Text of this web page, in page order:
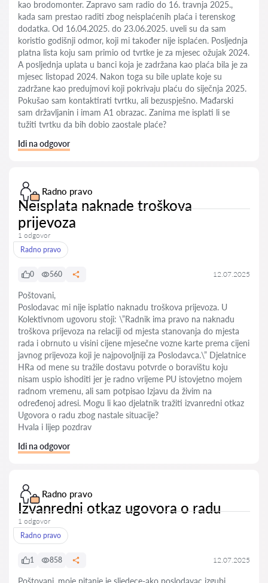
kao brodomonter. Zapravo sam radio do 16. travnja 2025.,
kada sam prestao raditi zbog neisplaćenih plaća i terenskog
dodatka. Od 16.04.2025. do 23.06.2025. uveli su da sam
koristio godišnji odmor, koji mi također nije isplaćen. Posljednja
platna lista koju sam primio od tvrtke je za mjesec ožujak 2024.
A posljednja uplata u banci koja je zadržana kao plaća bila je za
mjesec listopad 2024. Nakon toga su bile uplate koje su
zadržane kao predujmovi koji pokrivaju plaću do siječnja 2025.
Pokušao sam kontaktirati tvrtku, ali bezuspješno. Mađarski
sam državljanin i imam A1 obrazac. Zanima me isplati li se
tužiti tvrtku da bih dobio zaostale plaće?
Idi na odgovor
Radno pravo
Neisplata naknade troškova
prijevoza
1 odgovor
Radno pravo
0 560 12.07.2025
Poštovani,
Poslodavac mi nije isplatio naknadu troškova prijevoza. U
Kolektivnom ugovoru stoji: \”Radnik ima pravo na naknadu
troškova prijevoza na relaciji od mjesta stanovanja do mjesta
rada i obrnuto u visini cijene mjesečne vozne karte prema cijeni
javnog prijevoza koji je najpovoljniji za Poslodavca.\” Djelatnice
HRa od mene su tražile dostavu potvrde o boravištu koju
nisam uspio ishoditi jer je radno vrijeme PU istovjetno mojem
radnom vremenu, ali sam potpisao Izjavu da živim na
određenoj adresi. Mogu li kao djelatnik tražiti izvanredni otkaz
Ugovora o radu zbog nastale situacije?
Hvala i lijep pozdrav
Idi na odgovor
Radno pravo
Izvanredni otkaz ugovora o radu
1 odgovor
Radno pravo
1 858 12.07.2025
Poštovani, moje pitanje je sljedece-ako poslodavac izgubi